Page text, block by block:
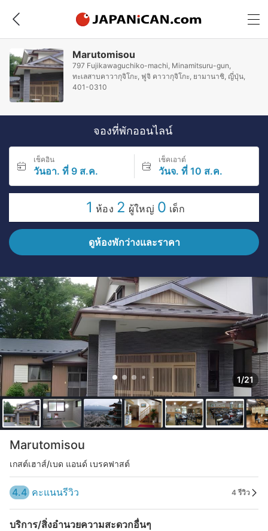
Marutomisou
797 Fujikawaguchiko-machi, Minamitsuru-gun,
ทะเลสาบคาวากุจิโกะ, ฟูจิ คาวากุจิโกะ, ยามานาชิ, ญี่ปุ่น,
401-0310
จองที่พักออนไลน์
เช็คอิน
วันอา. ที่ 9 ส.ค.
เช็คเอาต์
วันจ. ที่ 10 ส.ค.
1 ห้อง 2 ผู้ใหญ่ 0 เด็ก
ดูห้องพักว่างและราคา
1/21
Marutomisou
เกสต์เฮาส์/เบด แอนด์ เบรคฟาสต์
4.4 คะแนนรีวิว 4 รีวิว
บริการ/สิ่งอำนวยความสะดวกอื่นๆ